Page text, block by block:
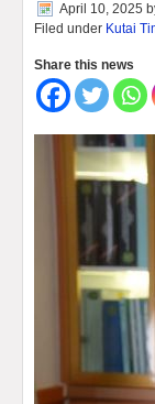
April 10, 2025
Filed under Kutai
Share this news